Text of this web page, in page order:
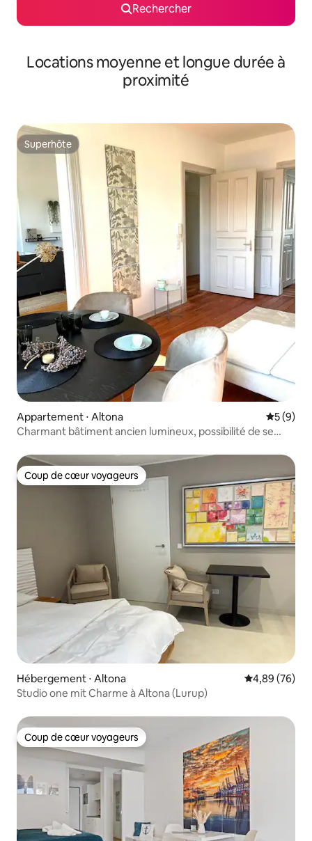
Rechercher
Locations moyenne et longue durée à
proximité
Superhôte
Superhôte
Appartement ⋅ Altona
5 (9)
Charmant bâtiment ancien lumineux, possibilité de se
Coup de cœur voyageurs
Coup de cœur voyageurs
Hébergement ⋅ Altona Évaluation
4,89 (76)
Studio one mit Charme à Altona (Lurup)
Coup de cœur voyageurs
Coup de cœur voyageurs